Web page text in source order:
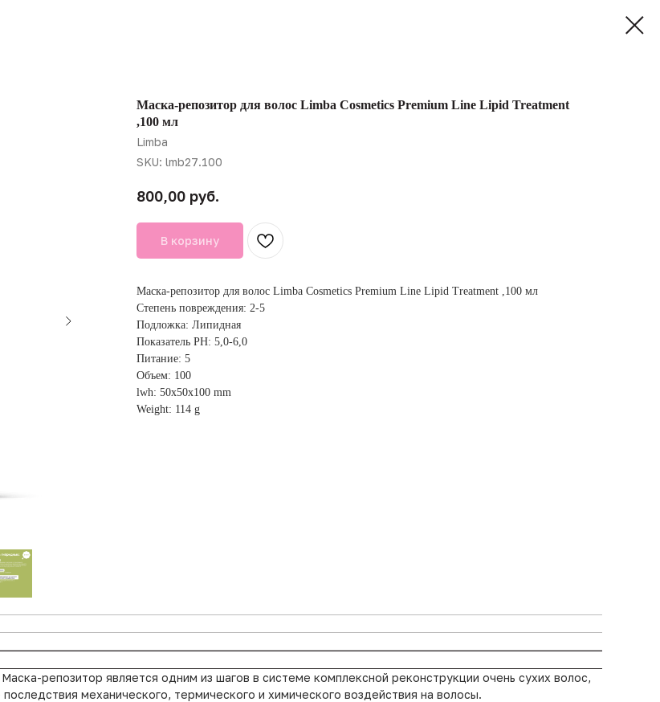
Маска-репозитор для волос Limba Cosmetics Premium Line Lipid Treatment
,100 мл
Limba
SKU: lmb27.100
800,00 руб.
В корзину
Маска-репозитор для волос Limba Cosmetics Premium Line Lipid Treatment ,100 мл
Степень повреждения: 2-5
Подложка: Липидная
Показатель PH: 5,0-6,0
Питание: 5
Объем: 100
lwh: 50x50x100 mm
Weight: 114 g
репозитор является одним из шагов в системе комплексной реконструкции очень сухих волос,
механического, термического и химического воздействия на волосы.